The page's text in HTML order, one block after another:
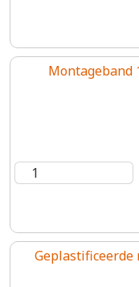
Montageband
Geplastificeerde